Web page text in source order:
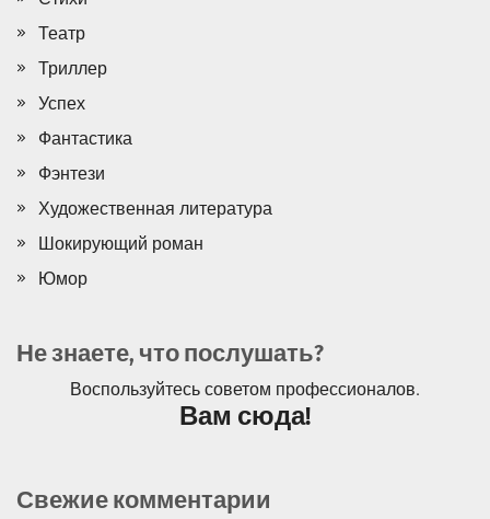
Театр
Триллер
Успех
Фантастика
Фэнтези
Художественная литература
Шокирующий роман
Юмор
Не знаете, что послушать?
Воспользуйтесь советом профессионалов.
Вам сюда!
Свежие комментарии